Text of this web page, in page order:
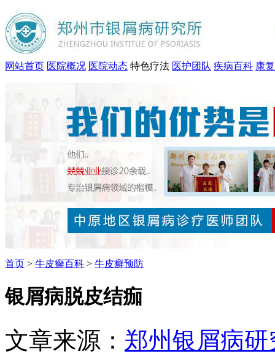
网站首页 医院概况 医院动态 特色疗法 医护团队 疾病百科 康
首页 > 牛皮癣百科 > 牛皮癣预防
银屑病脱皮结痂
文章来源： 郑州银屑病研